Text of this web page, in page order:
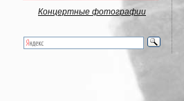
Концертные фотографии